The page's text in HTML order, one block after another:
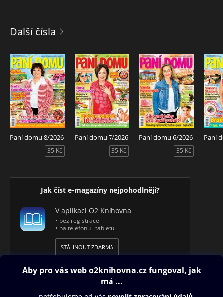
Další čísla
Paní domu 8/2026
35 Kč
Paní domu 7/2026
35 Kč
Paní domu 6/2026
35 Kč
Paní
Jak číst e-magazíny nejpohodlněji?
V aplikaci O2 Knihovna
• bez registrace
• na telefonu i tabletu
STÁHNOUT ZDARMA